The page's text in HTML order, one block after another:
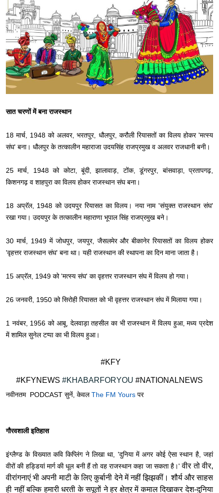
सात चरणों में बना राजस्थान
18 मार्च, 1948 को अलवर, भरतपुर, धौलपुर, करौली रियासतों का विलय होकर 'मत्स्य
संघ' बना। धौलपुर के तत्कालीन महाराजा उदयसिंह राजप्रमुख व अलवर राजधानी बनी।
​25 मार्च, 1948 को कोटा, बूंदी, झालावाड़, टोंक, डूंगरपुर, बांसवाड़ा, प्रतापगढ़,
किशनगढ़ व शाहपुरा का विलय होकर राजस्थान संघ बना।
​18 अप्रॅल, 1948 को उदयपुर रियासत का विलय। नया नाम 'संयुक्त राजस्थान संघ'
रखा गया। उदयपुर के तत्कालीन महाराणा भूपाल सिंह राजप्रमुख बने।
​30 मार्च, 1949 में जोधपुर, जयपुर, जैसलमेर और बीकानेर रियासतों का विलय होकर
'वृहत्तर राजस्थान संघ' बना था। यही राजस्थान की स्थापना का दिन माना जाता है।
​15 अप्रॅल, 1949 को 'मत्स्य संघ' का वृहत्तर राजस्थान संघ में विलय हो गया।
​26 जनवरी, 1950 को सिरोही रियासत को भी वृहत्तर राजस्थान संघ में मिलाया गया।
​1 नवंबर, 1956 को आबू, देलवाड़ा तहसील का भी राजस्थान में विलय हुआ, मध्य प्रदेश
में शामिल सुनेल टप्पा का भी विलय हुआ।
#KFY
#KFYNEWS #KHABARFORYOU #NATIONALNEWS
नवीनतम PODCAST सुनें, केवलThe FM Yours पर
गौरवशाली इतिहास
इंग्लैण्ड के विख्यात कवि किप्लिंग ने लिखा था, 'दुनिया में अगर कोई ऐसा स्थान है, जहां
वीरों की हड्डियां मार्ग की धूल बनी हैं तो वह राजस्थान कहा जा सकता है।'वीर तो वीर,
वीरांगनाएं भी अपनी माटी के लिए कुर्बानी देने में नहीं झिझकीं। शौर्य और साहस
ही नहीं बल्कि हमारी धरती के सपूतों ने हर क्षेत्र में कमाल दिखाकर देश-दुनिया